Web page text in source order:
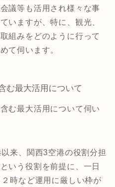
議等も活用され様々な事
いますが、特に、観光、
組みをどのように行って
て伺います。
む最大活用について
む最大活用について伺い
来、関西3空港の役割分担
いう役割を前提に、一日
時など運用に厳しい枠が